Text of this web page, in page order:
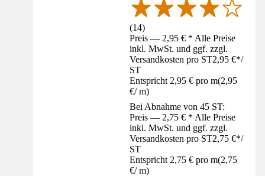
(14)
Preis — 2,95 € * Alle Preise
inkl. MwSt. und ggf. zzgl.
Versandkosten pro ST2,95 €*/
ST
Entspricht 2,95 € pro m(2,95
€/ m)
Bei Abnahme von 45 ST:
Preis — 2,75 € * Alle Preise
inkl. MwSt. und ggf. zzgl.
Versandkosten pro ST2,75 €*/
ST
Entspricht 2,75 € pro m(2,75
€/ m)